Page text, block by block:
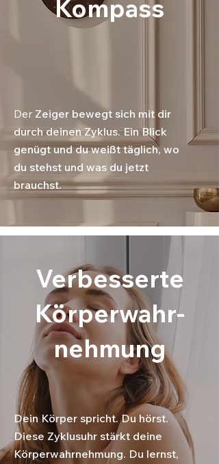
Kompass
Der Zeiger bewegt sich mit dir
durch deinen Zyklus. Ein Blick
genügt und du weißt täglich, wo
du stehst und was du jetzt
brauchst.
Verbesserte
Körperwahr-
nehmung
Dein Körper spricht. Du hörst.
Diese Zyklusuhr stärkt deine
Körperwahrnehmung. Du lernst,